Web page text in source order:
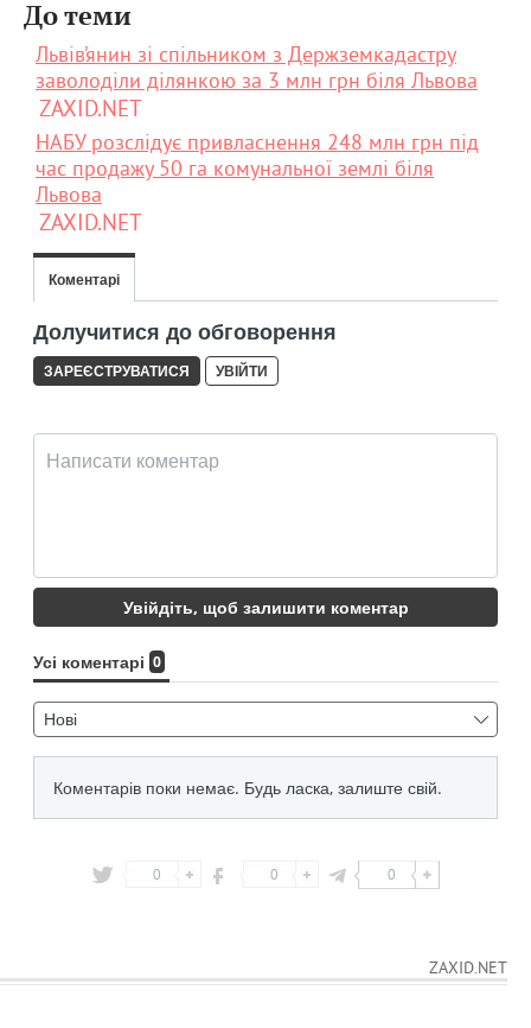
До теми
Львів’янин зі спільником з Держземкадастру
заволоділи ділянкою за 3 млн грн біля Львова
ZAXID.NET
НАБУ розслідує привласнення 248 млн грн під
час продажу 50 га комунальної землі біля
Львова
ZAXID.NET
0 0 0
ZAXID.NET